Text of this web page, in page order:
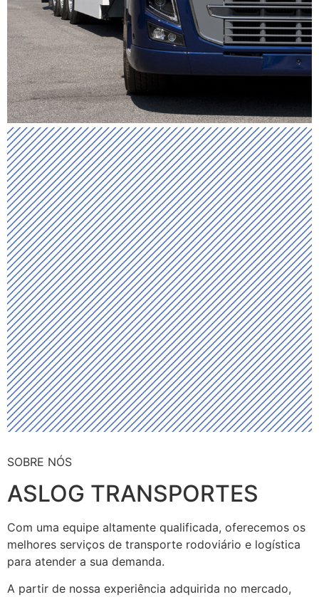
SOBRE NÓS
ASLOG TRANSPORTES
Com uma equipe altamente qualificada, oferecemos os
melhores serviços de transporte rodoviário e logística
para atender a sua demanda.
A partir de nossa experiência adquirida no mercado,